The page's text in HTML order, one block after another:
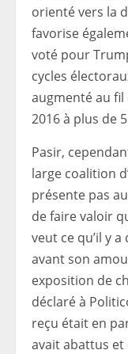
orienté vers la
favorise
voté pour
cycles
augmenté au fil
2016 à plus de
Pasir,
large coalition
présente pas
de faire valoir
veut ce qu’il y
avant son
exposition de
déclaré à
reçu était en
avait abattus